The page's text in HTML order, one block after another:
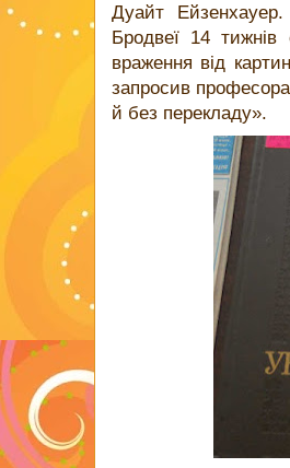
Дуайт Ейзенхауер.
Бродвеї 14 тижнів
враження від
запросив
й без перекладу».